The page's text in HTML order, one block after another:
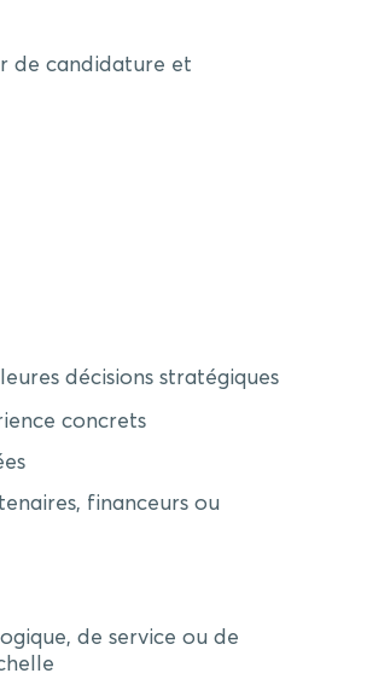
de candidature et
décisions stratégiques
concrets
financeurs ou
de service ou de